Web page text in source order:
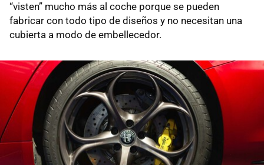
“visten” mucho más al coche porque se pueden
fabricar con todo tipo de diseños y no necesitan una
cubierta a modo de embellecedor.